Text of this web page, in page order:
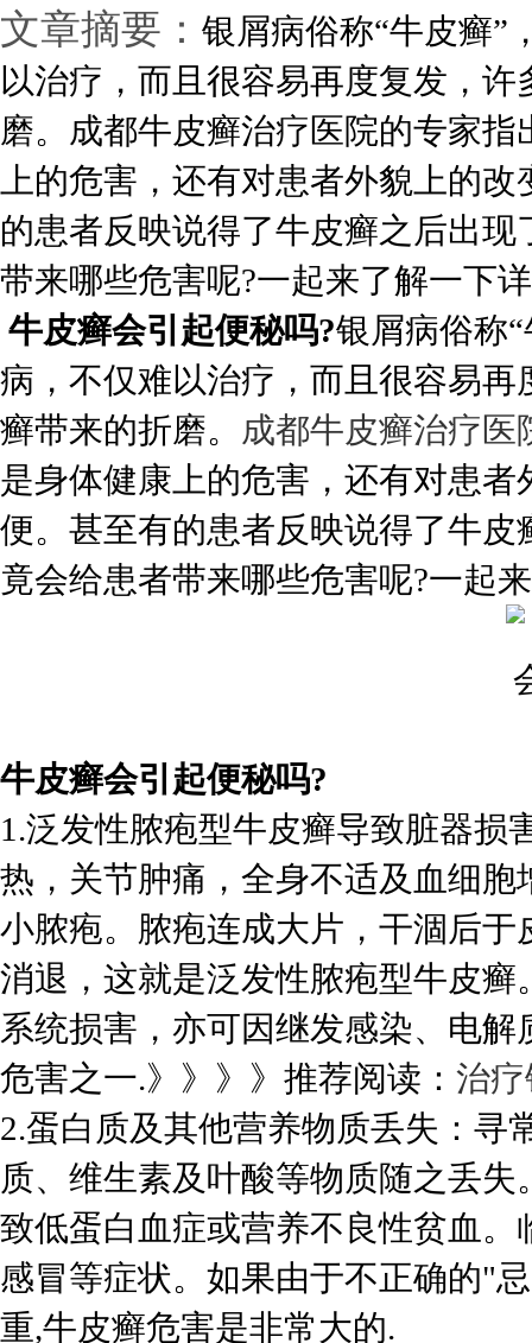
文章摘要： 银屑病俗称“牛皮癣”
以治疗，而且很容易再度复发，
磨。成都牛皮癣治疗医院的专家
上的危害，还有对患者外貌上的
的患者反映说得了牛皮癣之后出
带来哪些危害呢?一起来了解一下
牛皮癣会引起便秘吗?银屑病俗称
病，不仅难以治疗，而且很容易
癣带来的折磨。 成都牛皮癣治疗医
是身体健康上的危害，还有对患
便。甚至有的患者反映说得了牛
竟会给患者带来哪些危害呢?一起
牛皮癣会引起便秘吗?
1.泛发性脓疱型牛皮癣导致脏器损
热，关节肿痛，全身不适及血细
小脓疱。脓疱连成大片，干涸后
消退，这就是泛发性脓疱型牛皮
系统损害，亦可因继发感染、电
危害之一.》》》》推荐阅读： 治
2.蛋白质及其他营养物质丢失：寻
质、维生素及叶酸等物质随之丢
致低蛋白血症或营养不良性贫血
感冒等症状。如果由于不正确的"
重,牛皮癣危害是非常大的.